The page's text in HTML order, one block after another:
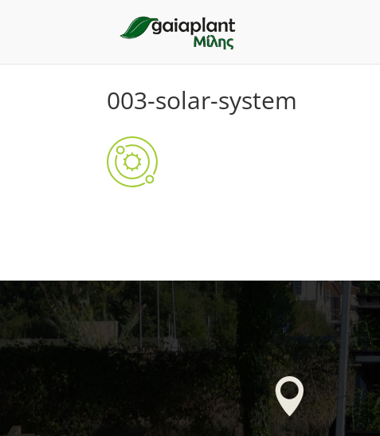
003-solar-system
